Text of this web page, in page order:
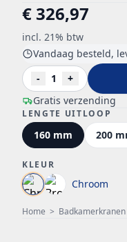
Home > Badkamerkranen
€ 326,97
incl. 21% btw
Gratis verzending
Vandaag besteld,
-
1 +
LENGTE UITLOOP
160 mm 200
KLEUR
Chroom